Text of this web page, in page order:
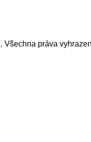
. Všechna práva